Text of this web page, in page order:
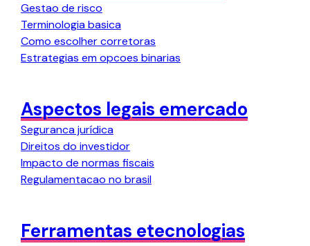
Gestao de risco
Terminologia basica
Como escolher corretoras
Estrategias em opcoes binarias
Aspectos legais emercado
Seguranca jurídica
Direitos do investidor
Impacto de normas fiscais
Regulamentacao no brasil
Ferramentas etecnologias